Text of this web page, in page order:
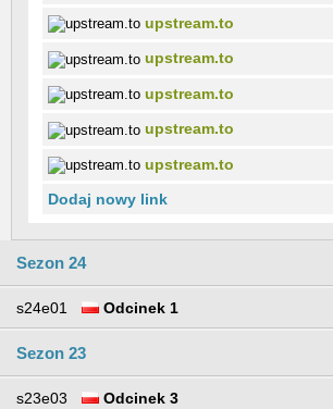
upstream.to
upstream.to
upstream.to
upstream.to
upstream.to
Dodaj nowy link
Sezon 24
s24e01 Odcinek 1
Sezon 23
s23e03 Odcinek 3